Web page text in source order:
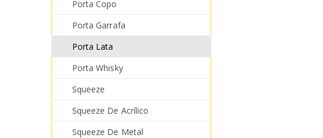
Porta Copo
Porta Garrafa
Porta Lata
Porta Whisky
Squeeze
Squeeze De Acrílico
Squeeze De Metal